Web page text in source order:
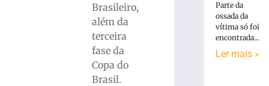
Brasileiro,
além da
terceira
fase da
Copa do
Brasil.
Parte da
ossada da
vítima só foi
encontrada...
Ler mais »